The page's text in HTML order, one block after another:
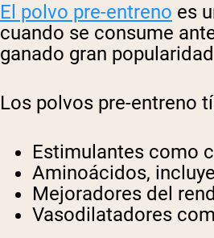
El polvo pre-entreno es
cuando se consume
ganado gran
Los polvos pre-entreno
Estimulantes como
Aminoácidos,
Mejoradores del
Vasodilatadores